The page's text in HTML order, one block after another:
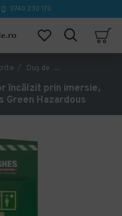
0740 230 170
Duș de urgență cu rezervor încălzit prin imersie, 1500L, MH1500 Hughes Green Hazardous
încălzit prin imersie,
Green Hazardous